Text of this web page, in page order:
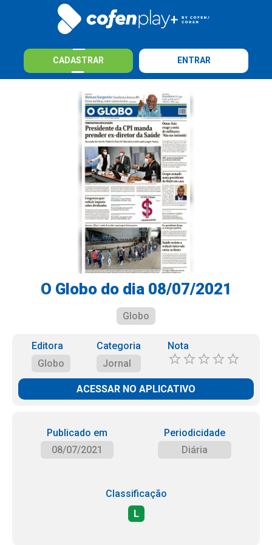
CADASTRAR ENTRAR
O Globo do dia 08/07/2021
Globo
Editora
Globo
Categoria
Jornal
Nota
ACESSAR NO APLICATIVO
Publicado em
08/07/2021
Periodicidade
Diária
Classificação
L